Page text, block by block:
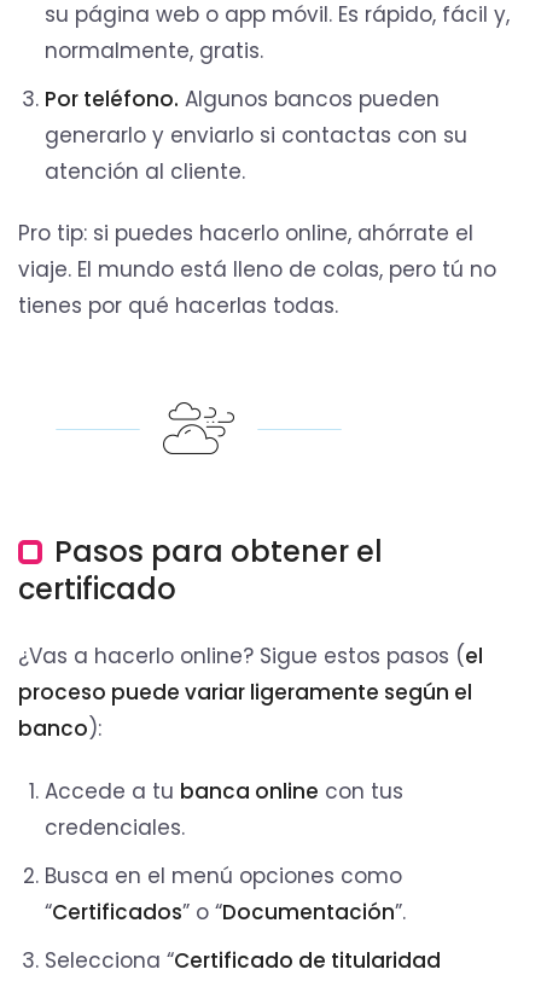
su página web o app móvil. Es rápido, fácil y,
normalmente, gratis.
Por teléfono. Algunos bancos pueden
generarlo y enviarlo si contactas con su
atención al cliente.
Pro tip: si puedes hacerlo online, ahórrate el
viaje. El mundo está lleno de colas, pero tú no
tienes por qué hacerlas todas.
Pasos para obtener el
certificado
¿Vas a hacerlo online? Sigue estos pasos (el
proceso puede variar ligeramente según el
banco):
Accede a tu banca online con tus
credenciales.
Busca en el menú opciones como
“Certificados” o “Documentación”.
Selecciona “Certificado de titularidad